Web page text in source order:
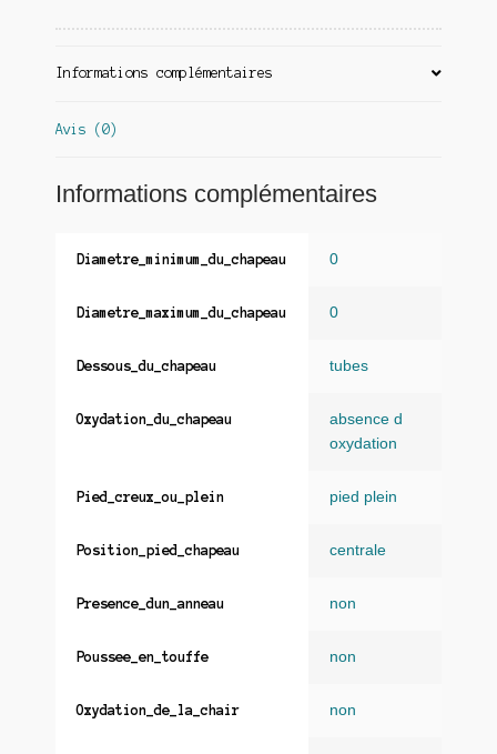
Informations complémentaires
Avis (0)
Informations complémentaires
Diametre_minimum_du_chapeau 0
Diametre_maximum_du_chapeau 0
Dessous_du_chapeau tubes
Oxydation_du_chapeau
absence d
oxydation
Pied_creux_ou_plein pied plein
Position_pied_chapeau centrale
Presence_dun_anneau non
Poussee_en_touffe non
Oxydation_de_la_chair non